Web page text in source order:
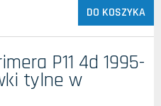
DO KOSZYKA
P11 4d 1995-
tylne w